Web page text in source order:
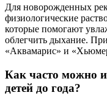
Для новорожденных
физиологические
которые помогают
облегчить дыхание.
«Аквамарис» и
Как часто можно
детей до года?